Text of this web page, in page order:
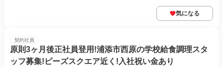
気になる
契約社員
原則3ヶ月後正社員登用!浦添市西原の学校給食調理スタ
ッフ募集!ピーズスクエア近く!入社祝い金あり